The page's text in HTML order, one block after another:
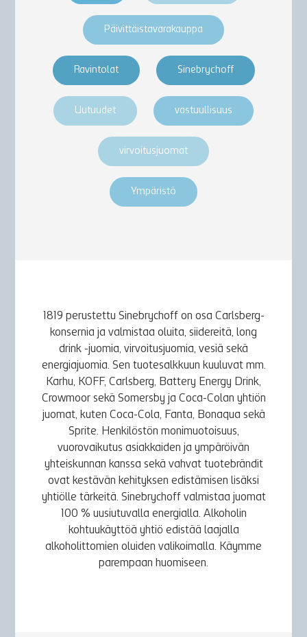
Päivittäistavarakauppa
Ravintolat Sinebrychoff
Uutuudet vastuullisuus
virvoitusjuomat
Ympäristö
1819 perustettu Sinebrychoff on osa Carlsberg-
konsernia ja valmistaa oluita, siidereitä, long
drink -juomia, virvoitusjuomia, vesiä sekä
energiajuomia. Sen tuotesalkkuun kuuluvat mm.
Karhu, KOFF, Carlsberg, Battery Energy Drink,
Crowmoor sekä Somersby ja Coca-Colan yhtiön
juomat, kuten Coca-Cola, Fanta, Bonaqua sekä
Sprite. Henkilöstön monimuotoisuus,
vuorovaikutus asiakkaiden ja ympäröivän
yhteiskunnan kanssa sekä vahvat tuotebrändit
ovat kestävän kehityksen edistämisen lisäksi
yhtiölle tärkeitä. Sinebrychoff valmistaa juomat
100 % uusiutuvalla energialla. Alkoholin
kohtuukäyttöä yhtiö edistää laajalla
alkoholittomien oluiden valikoimalla. Käymme
parempaan huomiseen.